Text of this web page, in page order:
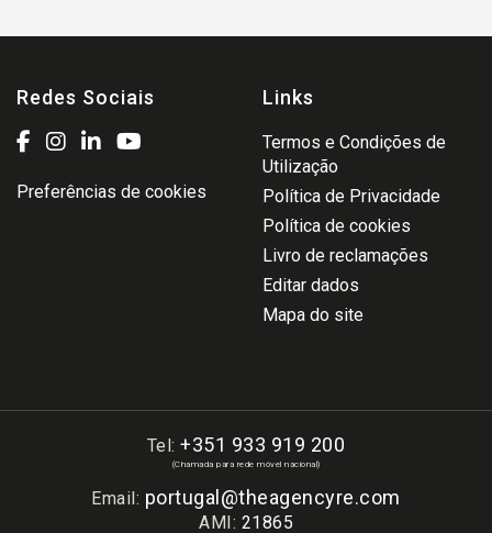
Redes Sociais
Preferências de cookies
Links
Termos e Condições de
Utilização
Política de Privacidade
Política de cookies
Livro de reclamações
Editar dados
Mapa do site
Tel:+351 933 919 200
(Chamada para rede móvel nacional)
Email: portugal@theagencyre.com
AMI: 21865